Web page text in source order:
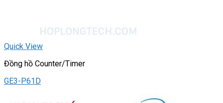
Quick View
Đồng hồ Counter/Timer
GE3-P61D